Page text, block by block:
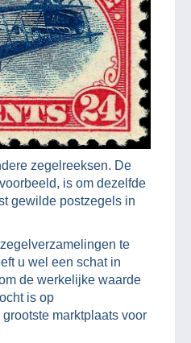
zegelreeksen. De
is om dezelfde
gewilde postzegels in
te
u wel een schat in
de werkelijke waarde
is op
grootste marktplaats voor